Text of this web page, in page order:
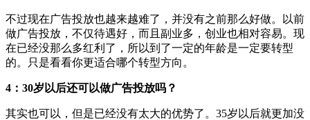
不过现在广告投放也越来越难了，并没有之前那么好做。以前
做广告投放，不仅待遇好，而且副业多，创业也相对容易。现
在已经没那么多红利了，所以到了一定的年龄是一定要转型
的。只是看看你更适合哪个转型方向。
4：30岁以后还可以做广告投放吗？
其实也可以，但是已经没有太大的优势了。35岁以后就更加没